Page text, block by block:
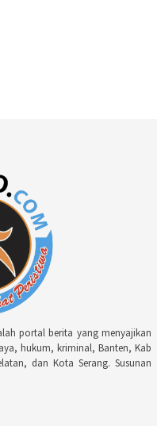
portal berita yang menyajikan
hukum, kriminal, Banten, Kab
dan Kota Serang. Susunan